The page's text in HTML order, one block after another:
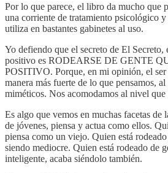
Por lo que parece, el libro da mucho que
una corriente de tratamiento psicológico y
utiliza en bastantes gabinetes al uso.
Yo defiendo que el secreto de El Secreto,
positivo es RODEARSE DE GENTE
POSITIVO. Porque, en mi opinión, el ser
manera más fuerte de lo que pensamos,
miméticos. Nos acomodamos al nivel que
Es algo que vemos en muchas facetas de
de jóvenes, piensa y actua como ellos.
piensa como un viejo. Quien está
siendo mediocre. Quien está rodeado de
inteligente, acaba siéndolo también.